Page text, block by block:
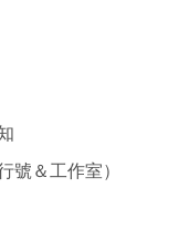
號＆工作室）